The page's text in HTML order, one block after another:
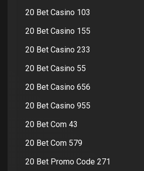
20 Bet Casino 103
20 Bet Casino 155
20 Bet Casino 233
20 Bet Casino 55
20 Bet Casino 656
20 Bet Casino 955
20 Bet Com 43
20 Bet Com 579
20 Bet Promo Code 271